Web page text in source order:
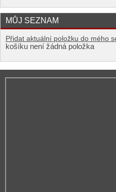
MŮJ SEZNAM
Přidat aktuální položku do mého
košíku není žádná položka